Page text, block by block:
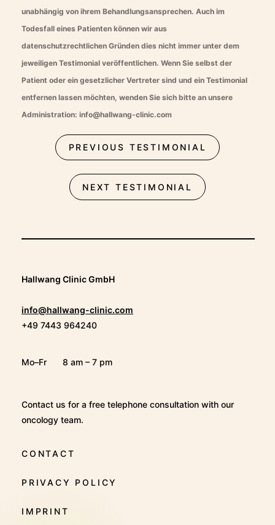
unabhängig von ihrem Behandlungsansprechen. Auch im
Todesfall eines Patienten können wir aus
datenschutzrechtlichen Gründen dies nicht immer unter dem
jeweiligen Testimonial veröffentlichen. Wenn Sie selbst der
Patient oder ein gesetzlicher Vertreter sind und ein Testimonial
entfernen lassen möchten, wenden Sie sich bitte an unsere
Administration: info@hallwang-clinic.com
PREVIOUS TESTIMONIAL
NEXT TESTIMONIAL
Hallwang Clinic GmbH
info@hallwang-clinic.com
+49 7443 964240
Mo–Fr 8 am – 7 pm
Contact us for a free telephone consultation with our
oncology team.
CONTACT
PRIVACY POLICY
IMPRINT